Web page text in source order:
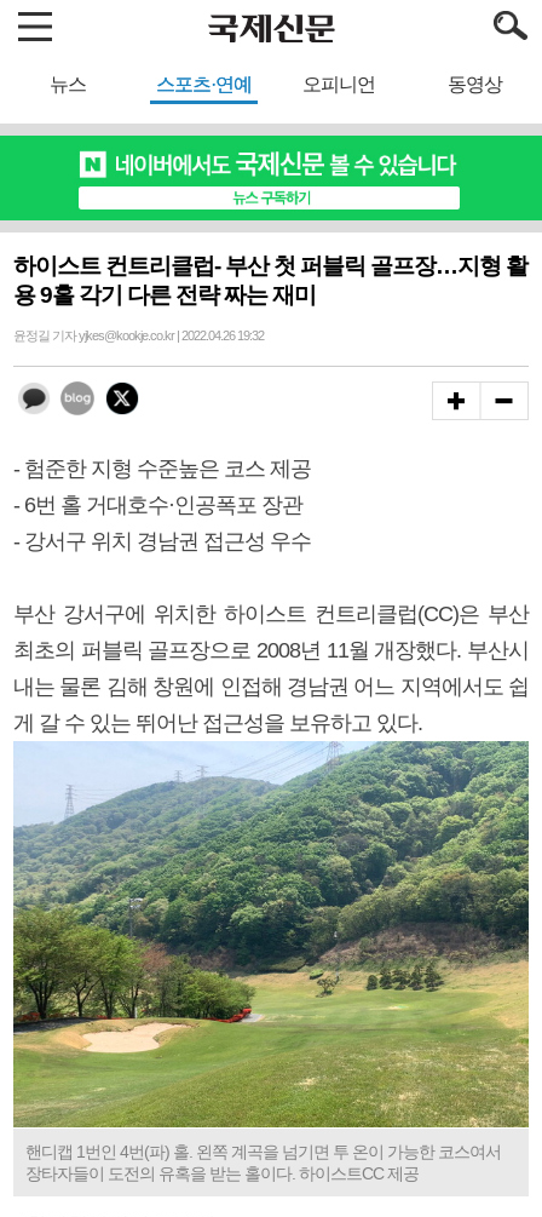
뉴스 스포츠·연예 오피니언 동영상
하이스트 컨트리클럽- 부산 첫 퍼블릭 골프장…지형 활
용 9홀 각기 다른 전략 짜는 재미
윤정길 기자 yjkes@kookje.co.kr | 2022.04.26 19:32
- 험준한 지형 수준높은 코스 제공
- 6번 홀 거대호수·인공폭포 장관
- 강서구 위치 경남권 접근성 우수
부산 강서구에 위치한 하이스트 컨트리클럽(CC)은 부산
최초의 퍼블릭 골프장으로 2008년 11월 개장했다. 부산시
내는 물론 김해 창원에 인접해 경남권 어느 지역에서도 쉽
게 갈 수 있는 뛰어난 접근성을 보유하고 있다.
핸디캡 1번인 4번(파) 홀. 왼쪽 계곡을 넘기면 투 온이 가능한 코스여서
장타자들이 도전의 유혹을 받는 홀이다. 하이스트CC 제공